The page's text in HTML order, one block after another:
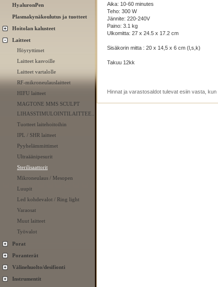
HyaluronPen
Plasmakynäkoulutus ja tuotteet
Hoitolan kalusteet
Laitteet
Höyryttimet
Laitteet kasvoille
Laitteet vartalolle
RF-mikroneulauslaitteet
HIFU laitteet
MAGTONE MMS SCULPT
LIHASSTIMULOINTILAITTEE...
Tuotteet laitehoitoihin
IPL / SHR laitteet
Pyyhelämmittimet
Ultraäänipesurit
Sterilisaattorit
Mikroneulaus / Mesopen
Luupit
Led kohdevalot / Ring light
Varaosat
Muut laitteet
Työvalot
Porat
Poranterät
Välinehuolto/desifionti
Instrumentit
Aika: 10-60 minutes
Teho: 300 W
Jännite: 220-240V
Paino: 3.1 kg
Ulkomitta: 27 x 24.5 x 17.2 cm
Sisäkorin mitta : 20 x 14,5 x 6 cm (l,s,k)
Takuu 12kk
Hinnat ja varastosaldot tulevat esiin vasta,